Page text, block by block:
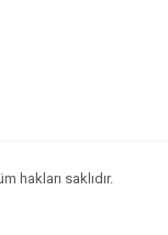
hakları saklıdır.